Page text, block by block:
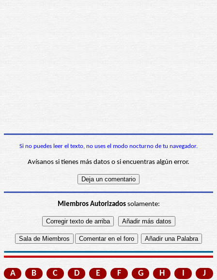
Si no puedes leer el texto, no uses el modo nocturno de tu navegador.
Avísanos si tienes más datos o si encuentras algún error.
Miembros Autorizadossolamente:
A B C D E F G H I
J